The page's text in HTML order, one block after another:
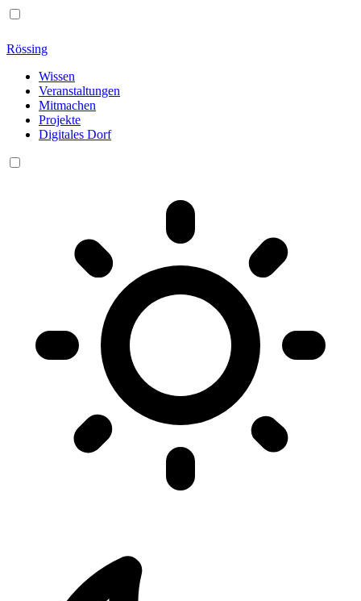
Rössing
Wissen
Veranstaltungen
Mitmachen
Projekte
Digitales Dorf